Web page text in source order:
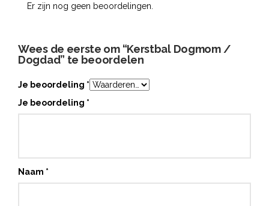
Er zijn nog geen beoordelingen.
Wees de eerste om “Kerstbal Dogmom /
Dogdad” te beoordelen
Je beoordeling *
Je beoordeling *
Naam *